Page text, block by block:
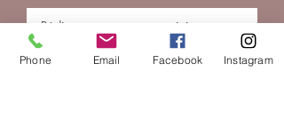
Phone Email Facebook Instagram